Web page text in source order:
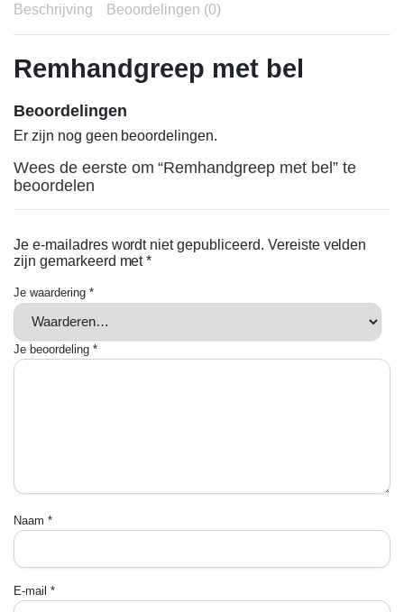
Beschrijving Beoordelingen (0)
Remhandgreep met bel
Beoordelingen
Er zijn nog geen beoordelingen.
Wees de eerste om “Remhandgreep met bel” te
beoordelen
Je e-mailadres wordt niet gepubliceerd. Vereiste velden
zijn gemarkeerd met*
Je waardering *
Je beoordeling *
Naam *
E-mail *